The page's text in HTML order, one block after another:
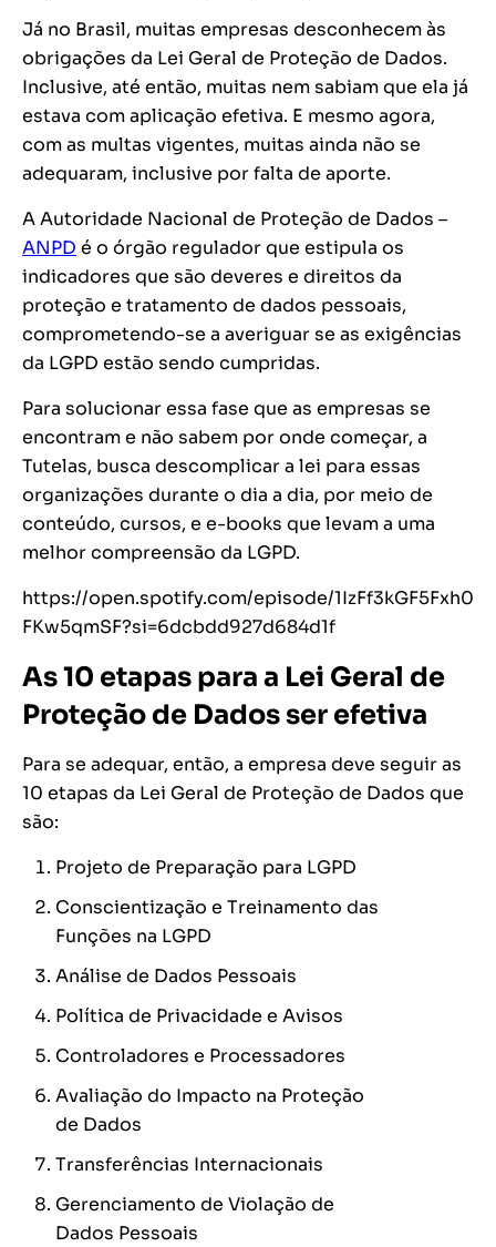
Já no Brasil, muitas empresas desconhecem às
obrigações da Lei Geral de Proteção de Dados.
Inclusive, até então, muitas nem sabiam que ela já
estava com aplicação efetiva. E mesmo agora,
com as multas vigentes, muitas ainda não se
adequaram, inclusive por falta de aporte.
A Autoridade Nacional de Proteção de Dados –
ANPD é o órgão regulador que estipula os
indicadores que são deveres e direitos da
proteção e tratamento de dados pessoais,
comprometendo-se a averiguar se as exigências
da LGPD estão sendo cumpridas.
Para solucionar essa fase que as empresas se
encontram e não sabem por onde começar, a
Tutelas, busca descomplicar a lei para essas
organizações durante o dia a dia, por meio de
conteúdo, cursos, e e-books que levam a uma
melhor compreensão da LGPD.
https://open.spotify.com/episode/1IzFf3kGF5Fxh0
FKw5qmSF?si=6dcbdd927d684d1f
As 10 etapas para a Lei Geral de
Proteção de Dados ser efetiva
Para se adequar, então, a empresa deve seguir as
10 etapas da Lei Geral de Proteção de Dados que
são:
Projeto de Preparação para LGPD
Conscientização e Treinamento das
Funções na LGPD
Análise de Dados Pessoais
Política de Privacidade e Avisos
Controladores e Processadores
Avaliação do Impacto na Proteção
de Dados
Transferências Internacionais
Gerenciamento de Violação de
Dados Pessoais